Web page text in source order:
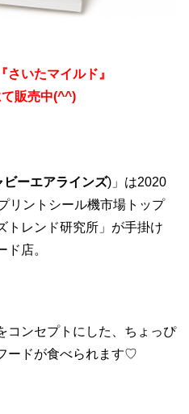
さいたマイルド』
販売中(^^)
ビーエアラインズ)」は2020
リントシール機市場トップ
トレンド研究所」が手掛け
店。
コンセプトにした、ちょっぴ
ードが食べられます♡